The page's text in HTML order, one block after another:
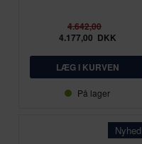
4.642,00
4.177,00 DKK
På lager
Nyhed